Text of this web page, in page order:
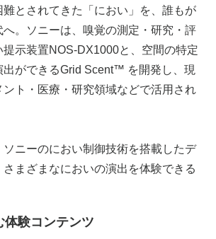
とされてきた「におい」を、誰もが
へ。ソニーは、嗅覚の測定・研究・評
示装置NOS-DX1000と、空間の特定
出ができるGrid Scent™ を開発し、現
ト・医療・研究領域などで活用され
ニーのにおい制御技術を搭載したデ
まざまなにおいの演出を体験できる
体験コンテンツ